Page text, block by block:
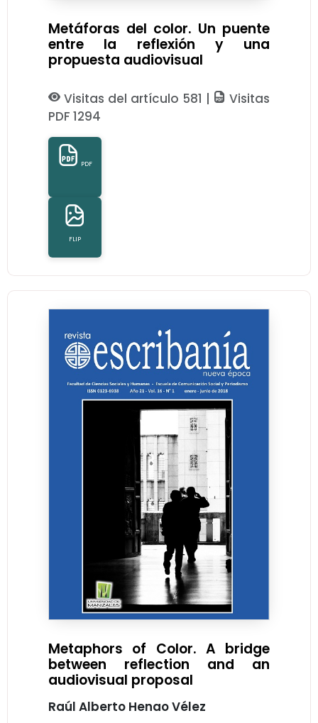
Metáforas del color. Un puente
entre la reflexión y una
propuesta audiovisual
Visitas del artículo 581 |
Visitas
PDF 1294
PDF
FLIP
Metaphors of Color. A bridge
between reflection and an
audiovisual proposal
Raúl Alberto Henao Vélez